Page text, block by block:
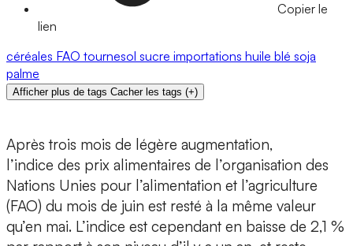
Copier le
lien
céréales FAO tournesol sucre importations huile blé soja
palme
Afficher plus de tags Cacher les tags (+)
Après trois mois de légère augmentation,
l’indice des prix alimentaires de l’organisation des
Nations Unies pour l’alimentation et l’agriculture
(FAO) du mois de juin est resté à la même valeur
qu’en mai. L’indice est cependant en baisse de 2,1 %